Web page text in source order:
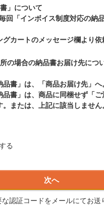
」について
回「インボイス制度対応の納
カートのメッセージ欄より依
の場合の納品書お届け先につ
書」は、「商品お届け先」へ
書」は、商品に同梱せず「ご
または、上記に該当しません
る
次へ
認証コードをメールにてお送